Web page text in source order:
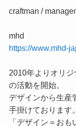
craftman /
mhd
https://www.mhd-
2010年よりオリ
の活動を開始。
デザインから生産
手掛けております。
「デザイン＝お